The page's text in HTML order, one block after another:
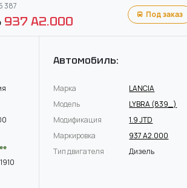
387
937 A2.000 Под заказ
Автомобиль:
Марка
LANCIA
Модель
LYBRA (839_)
Модификация
1.9 JTD
Маркировка
937 A2.000
Тип двигателя
Дизель